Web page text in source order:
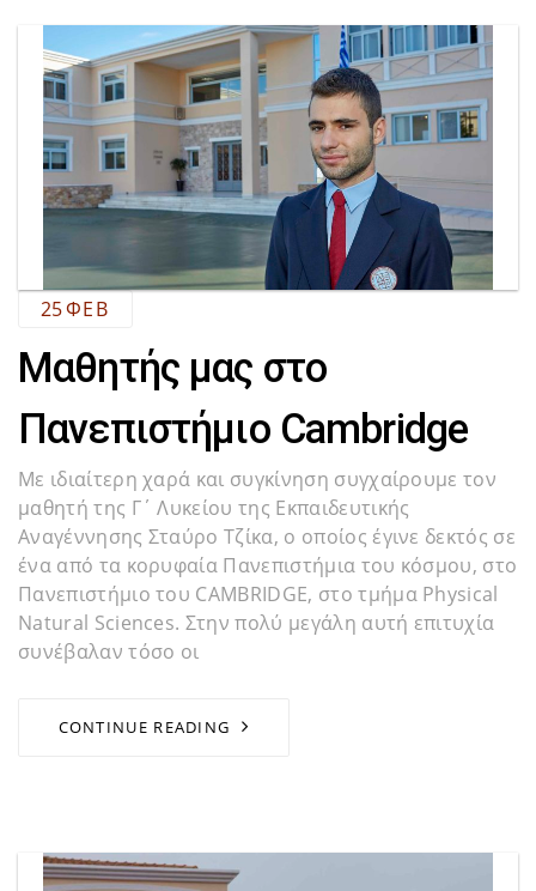
25ΦΕΒ
Μαθητής μας στο
Πανεπιστήμιο Cambridge
Με ιδιαίτερη χαρά και συγκίνηση συγχαίρουμε τον
μαθητή της Γ΄ Λυκείου της Εκπαιδευτικής
Αναγέννησης Σταύρο Τζίκα, ο οποίος έγινε δεκτός σε
ένα από τα κορυφαία Πανεπιστήμια του κόσμου, στο
Πανεπιστήμιο του CAMBRIDGE, στο τμήμα Physical
Natural Sciences. Στην πολύ μεγάλη αυτή επιτυχία
συνέβαλαν τόσο οι
CONTINUE READING